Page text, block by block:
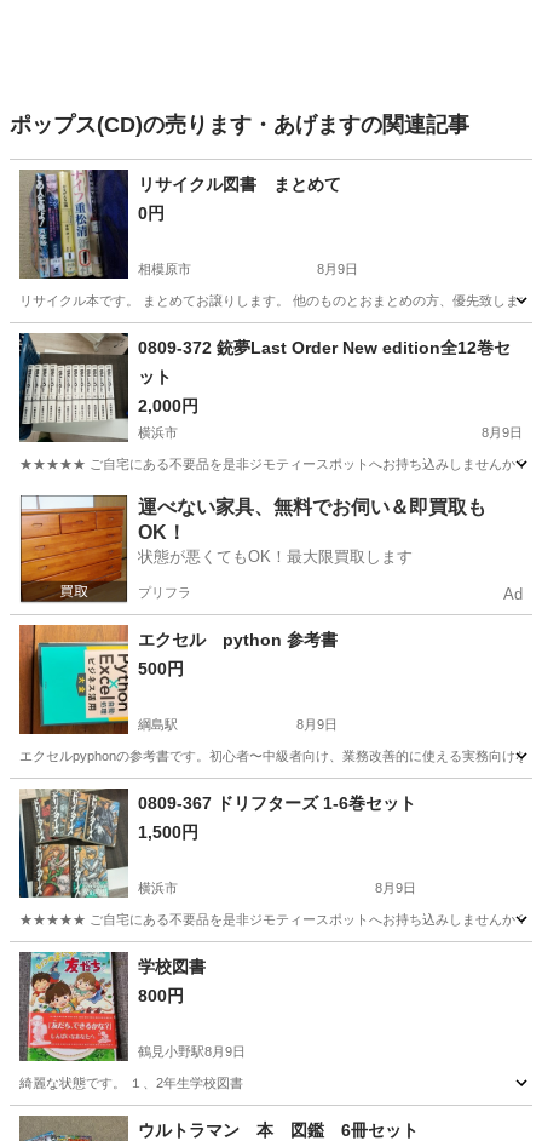
ポップス(CD)の売ります・あげますの関連記事
リサイクル図書 まとめて
0円
相模原市 8月9日
リサイクル本です。 まとめてお譲りします。 他のものとおまとめの方、優先致します
神奈川 相模原市 本/CD/DVD
0809-372 銃夢Last Order New edition全12巻セ
ット
2,000円
横浜市 8月9日
★★★★★ ご自宅にある不要品を是非ジモティースポットへお持ち込みしませんか？
神奈川 横浜市 マンガ、コミック、アニメ 銃夢
運べない家具、無料でお伺い＆即買取も
OK！
状態が悪くてもOK！最大限買取します
プリフラ Ad
エクセル python 参考書
500円
綱島駅 8月9日
エクセルpyphonの参考書です。初心者〜中級者向け、業務改善的に使える実務向けな
神奈川 横浜市 パソコン
0809-367 ドリフターズ 1-6巻セット
1,500円
横浜市 8月9日
★★★★★ ご自宅にある不要品を是非ジモティースポットへお持ち込みしませんか？
神奈川 横浜市 マンガ、コミック、アニメ
学校図書
800円
鶴見小野駅8月9日
綺麗な状態です。 １、2年生学校図書
神奈川 横浜市 鶴見小野駅 絵本
ウルトラマン 本 図鑑 6冊セット